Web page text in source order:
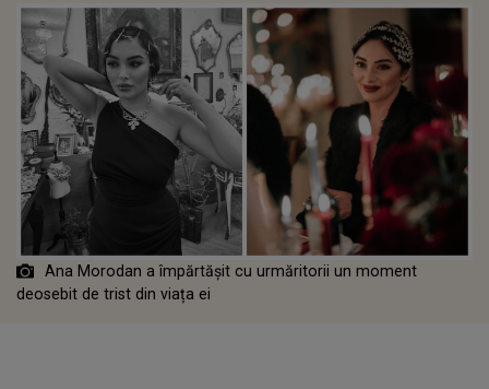
Ana Morodan a împărtășit cu urmăritorii un moment
deosebit de trist din viața ei